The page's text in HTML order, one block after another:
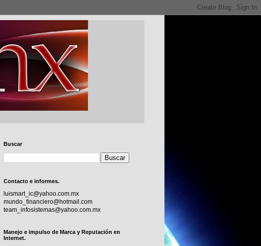
Buscar
Contacto e informes.
luismart_ic@yahoo.com.mx
mundo_financiero@hotmail.com
team_infosistemas@yahoo.com.mx
Manejo e impulso de Marca y Reputación en
Internet.